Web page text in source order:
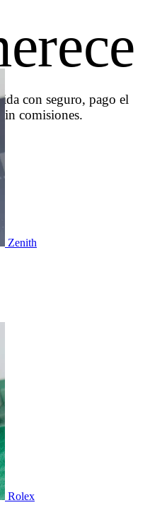
con seguro, pago el
comisiones.
Zenith
Rolex